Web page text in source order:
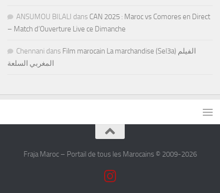
ANSUMOU BILALI dans CAN 2025 : Maroc vs Comores en Direct
– Match d’Ouverture Live ce Dimanche
Chennani dans Film marocain La marchandise (Sel3a) الفيلم
المغربي السلعة
Fraja Maroc – Portail de tous les Marocains © 2009-2026